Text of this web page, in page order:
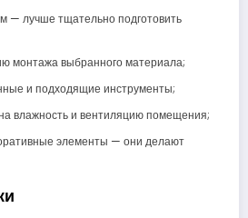
— лучше тщательно подготовить
монтажа выбранного материала;
и подходящие инструменты;
влажность и вентиляцию помещения;
элементы — они делают